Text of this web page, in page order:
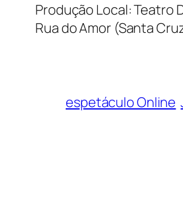
Produção Local: Teatro
Rua do Amor (Santa
espetáculo Online